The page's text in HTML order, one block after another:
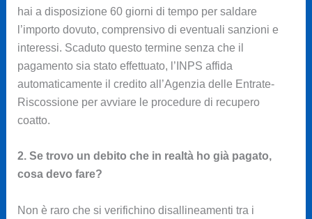
hai a disposizione 60 giorni di tempo per saldare
l’importo dovuto, comprensivo di eventuali sanzioni e
interessi. Scaduto questo termine senza che il
pagamento sia stato effettuato, l’INPS affida
automaticamente il credito all’Agenzia delle Entrate-
Riscossione per avviare le procedure di recupero
coatto.
2. Se trovo un debito che in realtà ho già pagato,
cosa devo fare?
Non è raro che si verifichino disallineamenti tra i